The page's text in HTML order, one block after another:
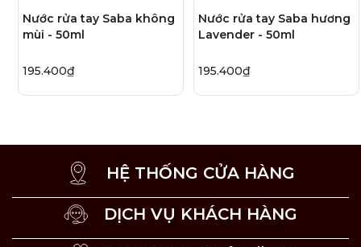
chất hoa hồng & mận Kakadu.
Sản phẩm có chiết suất từ các thành phần thiên
nước tinh khiết, tinh dầu hoa hồng & mận Kakadu,
Thiết kế chai dạng xịt, gọn nhẹ, có thể mang đi
Nước rửa tay Saba không
mùi - 50ml
195.400₫
Nước rửa tay Saba hương
Lavender - 50ml
195.400₫
HỆ THỐNG CỬA HÀNG
DỊCH VỤ KHÁCH HÀNG